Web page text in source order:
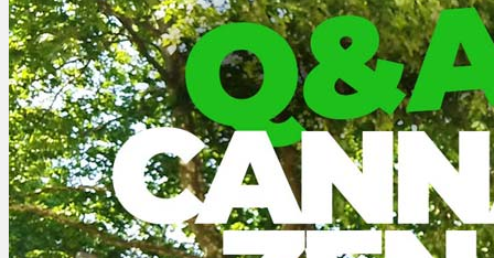
Extrakte
Ablauf
Therapien
Alle Krankheiten